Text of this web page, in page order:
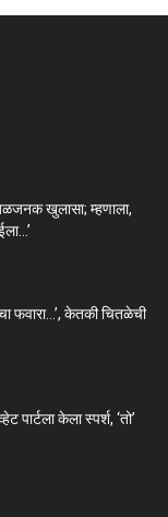
खुलासा; म्हणाला,
फवारा…’, केतकी चितळेची
पार्टला केला स्पर्श, ‘तो’